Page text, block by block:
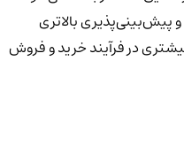
بالاتری
در فرآیند خرید و فروش